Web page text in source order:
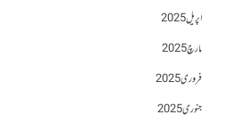
اپریل 2025
مارچ 2025
فروری 2025
جنوری 2025